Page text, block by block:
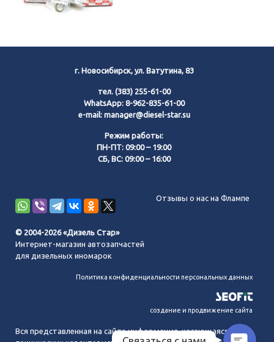
г. Новосибирск, ул. Ватутина, 83
тел. (383) 255-61-00
WhatsApp: 8-962-835-61-00
e-mail: manager@diesel-star.su
Режим работы:
ПН-ПТ: 09:00 – 19:00
СБ, ВС: 09:00 – 16:00
Отзывы о нас на Флампе
© 2004-2026 «Дизель Стар»
Интернет-магазин автозапчастей
для дизельных иномарок
Политика конфиденциальности персональных данных
создание и продвижение сайта
Вся представленная на сайте информация, касающаяся